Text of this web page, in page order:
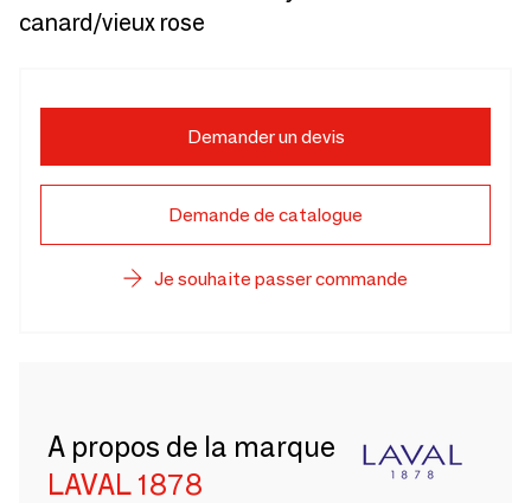
canard/vieux rose
Demander un devis
Demande de catalogue
Je souhaite passer commande
A propos de la marque
LAVAL 1878